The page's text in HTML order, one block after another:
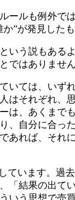
ールも例外で
”が発見したも
いう説もある
ではありません
いては、いず
はそれぞれ、
は、あくまで
、自分に合っ
あれば、それ
ています。過
「結果の出て
いう思想で売